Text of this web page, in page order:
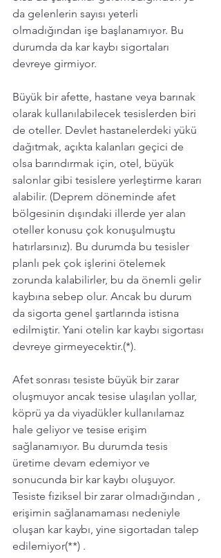
da gelenlerin sayısı yeterli
olmadığından işe başlanamıyor. Bu
durumda da kar kaybı sigortaları
devreye girmiyor.
Büyük bir afette, hastane veya barınak
olarak kullanılabilecek tesislerden biri
de oteller. Devlet hastanelerdeki yükü
dağıtmak, açıkta kalanları geçici de
olsa barındırmak için, otel, büyük
salonlar gibi tesislere yerleştirme kararı
alabilir. (Deprem döneminde afet
bölgesinin dışındaki illerde yer alan
oteller konusu çok konuşulmuştu
hatırlarsınız). Bu durumda bu tesisler
planlı pek çok işlerini ötelemek
zorunda kalabilirler, bu da önemli gelir
kaybına sebep olur. Ancak bu durum
da sigorta genel şartlarında istisna
edilmiştir. Yani otelin kar kaybı sigortası
devreye girmeyecektir.(*).
Afet sonrası tesiste büyük bir zarar
oluşmuyor ancak tesise ulaşılan yollar,
köprü ya da viyadükler kullanılamaz
hale geliyor ve tesise erişim
sağlanamıyor. Bu durumda tesis
üretime devam edemiyor ve
sonucunda bir kar kaybı oluşuyor.
Tesiste fiziksel bir zarar olmadığından ,
erişimin sağlanamaması nedeniyle
oluşan kar kaybı, yine sigortadan talep
edilemiyor(**) .